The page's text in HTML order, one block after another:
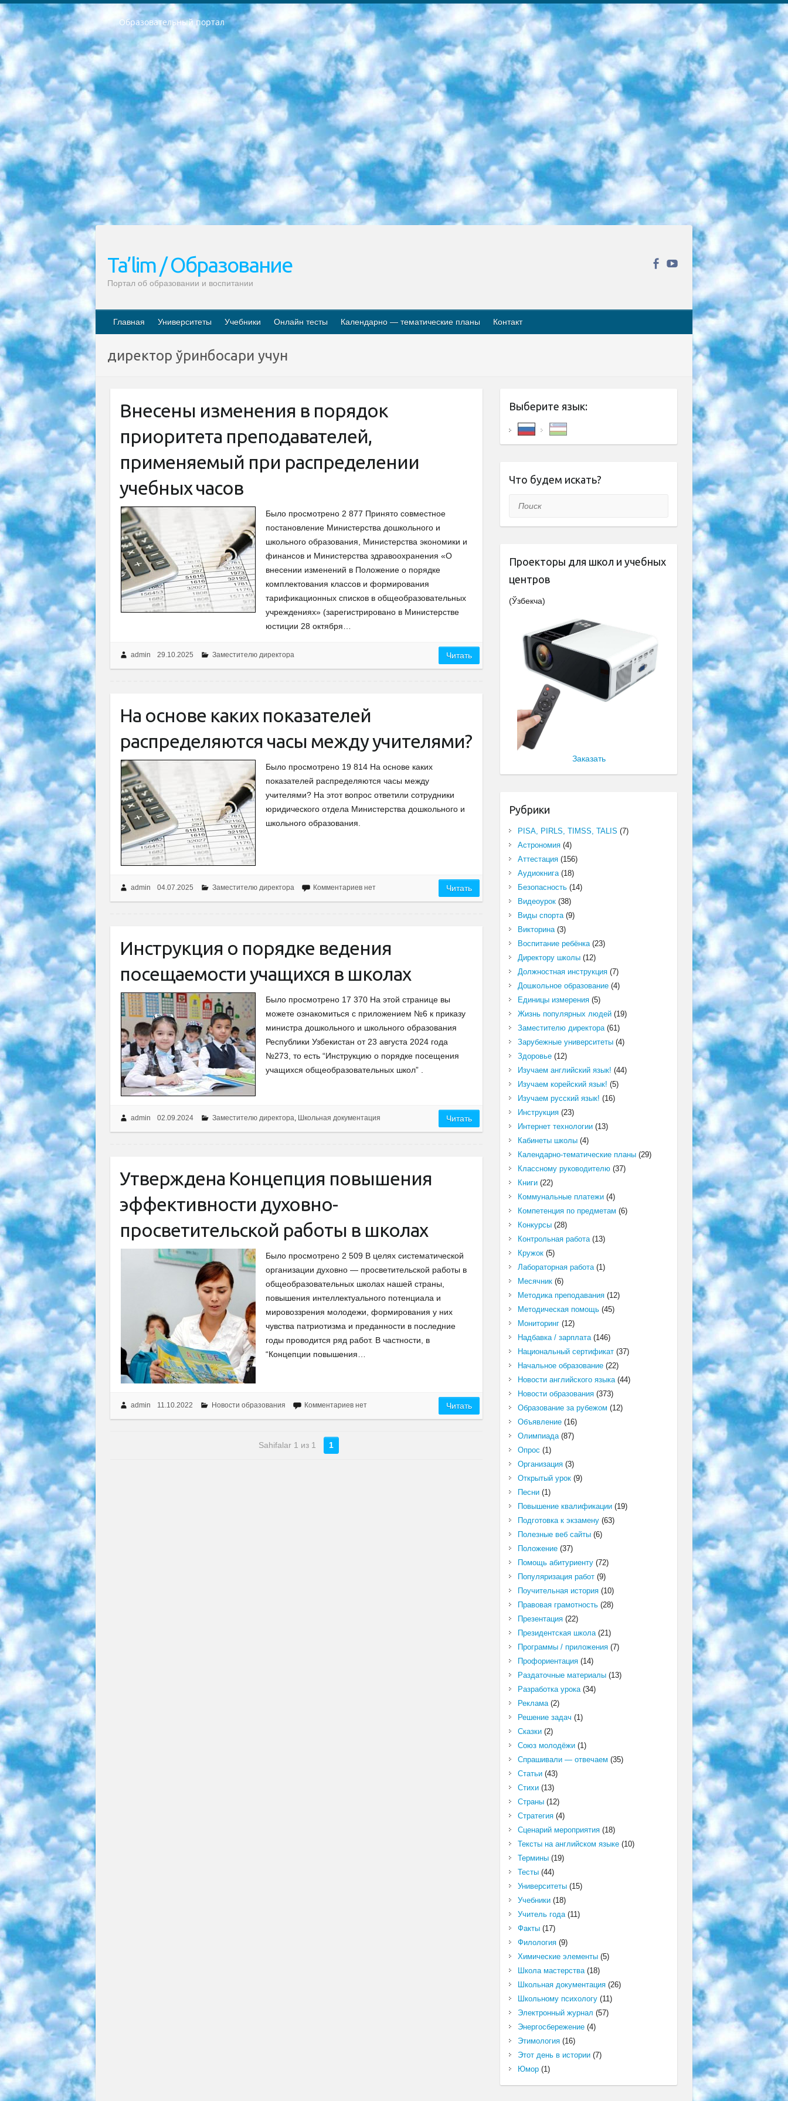
Образовательный портал
РЕСПУБЛИКА УЗБЕКИСТАН МИНИСТРЕРСТВО ДОШКОЛЬНОГО И ШКОЛЬНОГО ОБРАЗОВАНИЯ КОМАНДА в общеобразовательных учреждениях в 2023-2024 учебном году организация и проведение итоговой государственной аттестации обучающихся о Министра дошкольного и школьного образования Республики Узбекистан от 4 марта 2008 года (постановлением Минюста от 20 марта 2008 года № 1778 государственной регистрации) «Итоговое состояние учащихся общего среднего образования на основании положения об утверждении положения об аттестации общего среднего образования выпускной экзамен студентов в образовательных учреждениях в 2023-2024 учебном году В целях организации и прохождения аттестации приказываю: 1. Следующее: перечень предметов, по которым будет проводиться итоговая государственная аттестация и экзамен формы перевода согласно приложению 1; сертификаты международного образца, оценивающие уровень владения иностранными языками перечень согласно приложению 2; 2. Педагогический при специализированных образовательных учреждениях. научно-практический центр квалификации и международной оценки (Д.Давидова) 2024 г. До 25 марта: задания по предметам, по которым будет проводиться итоговая аттестация разработка и утверждение технических условий; итоговая аттестация на основании разработанного предметного задания разработка вопросов по предметам (устно и письменно), экзамен передача; общеобразовательные средние школы и специальные учебные заведения учащиеся выпускных классов школ и интернатов в агентской системе подготовка базы данных экзаменационных материалов и критериев оценки; перевод базы экзаменационных материалов на все языки обучения подать в Республиканский образовательный центр для изготовления; варианты экзаменов на основе разработанных контрольных материалов пусть будут поставлены задачи формирования. 3. Республиканский образовательный центр (Ш.Худайкулов) до 5 апреля 2024 года. до: база данных предоставленных экзаменационных материалов на все языки обучения перевод и экспертиза; для слепых, слабовидящих, глухих, слабослышащих и умственно отсталых детей учащиеся выпускных классов специализированных школ и школ-интернатов база данных экзаменационных материалов на всех преподаваемых языках подготовка критериев оценки; специализированные школы для умственно отсталых детей и технологии для учащихся выпускных классов школ-интернатов разработка соответствующих рекомендаций и критериев проведения ЕГЭ по естествознанию давать задания. 4. Педагогический при специализированных образовательных учреждениях. Научно-практический центр навыков и международной оценки (Д.Давидова), Республика образовательный центр (Худайкулов Ш.) итоговый государственный аттестационный экзамен ориентирован на творческое и логическое мышление при подготовке базы материалов учитывать введение заданий. 5. Следует отметить, что: сертификат государственного образца о знании общеобразовательного предмета и как минимум национальный уровень B1 по предметам на иностранных языках, указанным в Приложении 2. или международно признанный сертификат эквивалентного уровня студенты, изучающие определенный предмет, освобождаются от экзамена; по соответствующим предметам запланирована итоговая государственная аттестация за день до дня, путем жеребьевки Рабочей группой (в письменной форме по предметам, проводимым в форме) из числа сформированных вариантов выбрано 2 варианта; 2 выбранных варианта экзамена анонсированы на официальном сайте министерства и все выпускники по всей стране на основе этих вариантов проводит итоговую государственную аттестацию. 6. Государственное образование учащихся средних общеобразовательных учреждений. знания в соответствии с квалификационными требованиями, которые необходимо приобрести на основании стандартов итоговый (выпускной) контроль для 9 и 11 классов в целях тестирования Экзамены (далее – экзамены) состоят из предметов, перечисленных в приложении 1. будет сделано. 7. Экзамены пройдут с 26 мая по 15 июня 2024 г. (кроме науки физического воспитания). 8. Физическая для учащихся 9 классов общесредних образовательных учреждений. Экзамены по предмету «Образование, квалификация медицина» 1-6 мая 2024 года. сотрудники перевести под присмотр (с отклонениями в физическом или умственном развитии) специализированная школа для детей, школы-интернаты и со сколиозом школы-интернаты санаторного типа для больных детей исключены). 9. Он был слепым, слабовидящим и имел нарушения опорно-двигательного аппарата. экзамены в специализированных школах и интернатах для детей должны проводиться исходя из требований, предъявляемых к общеобразовательным учреждениям (физкультура кроме науки). 10. Специализированная школа для глухих и слабослышащих детей. и экзамены в интернатах и быть реализован в виде письменного теста по математике. 11. Специальность для умственно отсталых детей. Для 9 класса Родной язык и литературное письмо Государственный язык (язык обучения – узбекский). для неклассов) написано Математическое письмо Письменная/устная история Узбекистана Физическое воспитание практично Итоговый контроль Для 11 класса Написание родного языка и литературы (эссе) Математическое письмо Узбекский язык (обучение на узбекском языке) не посещающее общее среднее образование для учреждений)/Образовательное учреждение выбор письменный и устный Иностранный язык письменный/устный Письменная/устная история Узбекистана *По выбору студента:  Химия  Физика  Основы государственного права  География 10 бесплатных образовательных ресурсов - Мы составили подборку онлайн-проектов с интерактивными упражнениями, видеолекциями и статьями. Они помогут вам обрести новые и освежить старые знания бесплатно. 1. «ИНТУИТ» Старейшая образовательная площадка Рунета. Здесь вы найдёте сотни текстовых и видеокурсов на десятки различных тем — от программирования до психологии. Многие курсы подготовлены российскими университетами и крупными международными компаниями вроде Intel и Microsoft. Самостоятельное обучение бесплатное, но желающие могут оплатить услуги персональных наставников. 2. «Смартия» знакомит с актуальными профессиями и подсказывает, как им обучаться. Выбрав заинтересовавшую вас специальность — SMM-специалист, фотограф, веб-дизайнер или другую, — увидите список необходимых для неё умений. Чтобы вы могли освоить их самостоятельно, для каждого умения площадка отображает подборку ссылок на учебные материалы. Хотя «Смартия» ориентируется на русскоязычную аудиторию, часть контента всё же доступна только на английском. 3. «Лекторий Физтеха» Проект Московского физико-технического института (Физтеха). С его помощью вы можете смотреть онлайн серии лекций, записанные на видео в этом вузе. В числе доступных предметов — физика, биология, химия, информационные технологии и другие. К некоторым лекциям администрация ресурса прилагает готовые конспекты, которые можно скачивать в PDF-формате. 4. ITMOcourses Онлайн-площадка Санкт-Петербургского национального исследовательского университета информационных технологий, механики и оптики (ИТМО). Ресурс предоставляет свободный доступ к курсам, разработанным в этом вузе. Каталог материалов разбит на четыре категории: «Оптические системы и технологии», «Приборостроение и робототехника», «Информационные технологии» и «Биотехнологии». Курсы состоят из видеолекций, интерактивных демонстраций и заданий. 5. «КиберЛенинка» Электронная научная библиотека открытого доступа. Каталог площадки регулярно обрастает текстами статей из различных научных изданий. Сгруппированные по журналам и рубрикам публикации можно читать онлайн или скачивать целиком в PDF-формате. Проект нацелен на популяризацию науки за счёт открытого доступа к качественной информации. 6. «ПостНаука» На этом ресурсе публикуют подборки видеолекций, составленные экспертами из разных отраслей и объединённые общими темами. Среди них, к примеру, есть серии «Биоинформатика и геномика», «Культура средневековой Скандинавии» и Cinema Studies о теории кино. Каждая подборка лекций — логически связанная история, рассказанная экспертом от первого лица. Кроме того, на сайте появляются научно-образовательные статьи и тесты на разные темы. 7. «Newочём» Команда проекта «Newочём» отбирает самые интересные тексты из англоязычных СМИ и переводит те из них, за которые голосуют участники сообщества «ВКонтакте». По большей части это научно-популярные статьи. Редакторы придумывают лишь заголовки, в остальном содержание переводов соответствует оригиналам. Полные тексты можно читать прямо в социальной сети. 8. InternetUrok Онлайн-база материалов по основным дисциплинам школьной программы. Информация на сайте структурирована по классам, предметам и темам (урокам). Каждый урок состоит из видеолекций и конспектов. Есть также интерактивные тренажёры и тесты для закрепления пройденного материала. Даже если вы давно окончили школу, возможность повторить программу старших классов всегда может пригодиться. 9. Edutainme Ещё один ресурс об образовании. В отличие от Newtonew, как мне кажется, Edutainme больше ориентируется на представителей индустрии: педагогов, предпринимателей, разработчиков образовательных проектов. Но и любой, кто просто стремится к саморазвитию, найдёт на сайте много полезного и интересного для себя. Например, информацию о новых курсах и образовательных сервисах. 10. Newtonew Онлайн-медиа об образовании и обучении в широком смысле. Авторы Newtonew пишут об инструментах, заведениях, тактиках и стратегиях, которые помогают учить других и получать новые знания самостоятельно. На этой площадке вы найдёте новости, обзоры, аналитические мат
Ta’lim / Образование
Портал об образовании и воспитании
Главная Университеты Учебники Онлайн тесты Календарно — тематические планы Контакт
директор ўринбосари учун
Внесены изменения в порядок
приоритета преподавателей,
применяемый при распределении
учебных часов
Было просмотрено 2 877 Принято совместное
постановление Министерства дошкольного и
школьного образования, Министерства экономики и
финансов и Министерства здравоохранения «О
внесении изменений в Положение о порядке
комплектования классов и формирования
тарификационных списков в общеобразовательных
учреждениях» (зарегистрировано в Министерстве
юстиции 28 октября…
admin 29.10.2025 Заместителю директора Читать
На основе каких показателей
распределяются часы между учителями?
Было просмотрено 19 814 На основе каких
показателей распределяются часы между
учителями? На этот вопрос ответили сотрудники
юридического отдела Министерства дошкольного и
школьного образования.
admin 04.07.2025 Заместителю директора Комментариев нет Читать
Инструкция о порядке ведения
посещаемости учащихся в школах
Было просмотрено 17 370 На этой странице вы
можете ознакомиться с приложением №6 к приказу
министра дошкольного и школьного образования
Республики Узбекистан от 23 августа 2024 года
№273, то есть “Инструкцию о порядке посещения
учащихся общеобразовательных школ” .
admin 02.09.2024 Заместителю директора, Школьная документация Читать
Утверждена Концепция повышения
эффективности духовно-
просветительской работы в школах
Было просмотрено 2 509 В целях систематической
организации духовно — просветительской работы в
общеобразовательных школах нашей страны,
повышения интеллектуального потенциала и
мировоззрения молодежи, формирования у них
чувства патриотизма и преданности в последние
годы проводится ряд работ. В частности, в
“Концепции повышения…
admin 11.10.2022 Новости образования Комментариев нет Читать
Sahifalar 1 из 1 1
Выберите язык:
Что будем искать?
Поиск
Проекторы для школ и учебных
центров
(Ўзбекча)
Заказать
Рубрики
PISA, PIRLS, TIMSS, TALIS (7)
Астрономия(4)
Аттестация(156)
Аудиокнига(18)
Безопасность(14)
Видеоурок(38)
Виды спорта(9)
Викторина(3)
Воспитание ребёнка(23)
Директору школы(12)
Должностная инструкция(7)
Дошкольное образование(4)
Единицы измерения(5)
Жизнь популярных людей(19)
Заместителю директора(61)
Зарубежные университеты(4)
Здоровье(12)
Изучаем английский язык! (44)
Изучаем корейский язык! (5)
Изучаем русский язык! (16)
Инструкция(23)
Интернет технологии(13)
Кабинеты школы(4)
Календарно-тематические планы(29)
Классному руководителю(37)
Книги(22)
Коммунальные платежи(4)
Компетенция по предметам (6)
Конкурсы(28)
Контрольная работа(13)
Кружок(5)
Лабораторная работа(1)
Месячник(6)
Методика преподавания(12)
Методическая помощь(45)
Мониторинг(12)
Надбавка / зарплата(146)
Национальный сертификат(37)
Начальное образование(22)
Новости английского языка(44)
Новости образования(373)
Образование за рубежом (12)
Объявление(16)
Олимпиада(87)
Опрос (1)
Организация(3)
Открытый урок(9)
Песни(1)
Повышение квалификации(19)
Подготовка к экзамену(63)
Полезные веб сайты(6)
Положение(37)
Помощь абитуриенту(72)
Популяризация работ(9)
Поучительная история(10)
Правовая грамотность(28)
Презентация(22)
Президентская школа(21)
Программы / приложения(7)
Профориентация(14)
Раздаточные материалы(13)
Разработка урока(34)
Реклама(2)
Решение задач (1)
Сказки(2)
Союз молодёжи(1)
Спрашивали — отвечаем (35)
Статьи(43)
Стихи(13)
Страны(12)
Стратегия(4)
Сценарий мероприятия(18)
Тексты на английском языке(10)
Термины(19)
Тесты(44)
Университеты(15)
Учебники(18)
Учитель года(11)
Факты(17)
Филология(9)
Химические элементы(5)
Школа мастерства(18)
Школьная документация(26)
Школьному психологу(11)
Электронный журнал (57)
Энергосбережение(4)
Этимология(16)
Этот день в истории(7)
Юмор(1)